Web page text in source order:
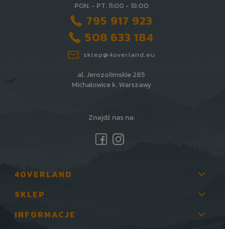
PON. - PT. 11:00 - 18:00
795 917 923
508 633 184
sklep@4overland.eu
al. Jerozolimskie 285
Michałowice k. Warszawy
Znajdź nas na:
4OVERLAND
SKLEP
INFORMACJE